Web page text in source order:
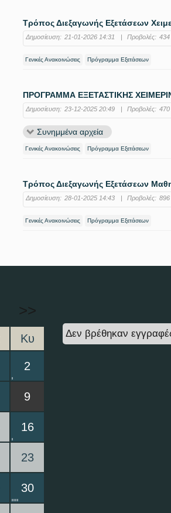
Τρόπος Διεξαγωνής Εξετάσεων
Δημοσίευση: 21-01-2026 14:31 | Προβολές: 434
Γενικές Ανακοινώσεις Πρόγραμμα Εξετάσεων
ΠΡΟΓΡΑΜΜΑ ΕΞΕΤΑΣΤΙΚΗΣ
Δημοσίευση: 23-12-2025 20:49 | Προβολές: 470
Συνημμένα αρχεία
Γενικές Ανακοινώσεις Πρόγραμμα Εξετάσεων
Τρόπος Διεξαγωνής Εξετάσεων
Δημοσίευση: 28-01-2025 14:43 | Προβολές: 896
Γενικές Ανακοινώσεις Πρόγραμμα Εξετάσεων
>>
Κυ
2
9
16
23
30
Δεν βρέθηκαν